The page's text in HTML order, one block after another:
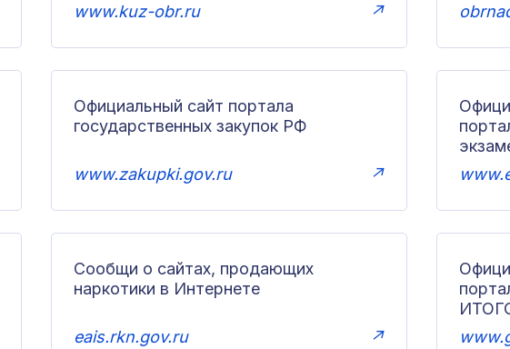
www.kuz-obr.ru ↗
Официальный сайт портала
государственных закупок РФ
www.zakupki.gov.ru ↗
Сообщи о сайтах, продающих
наркотики в Интернете
eais.rkn.gov.ru ↗